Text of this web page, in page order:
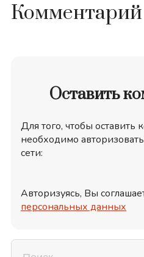
Комментарий
Оставить
Для того, чтобы оставить
необходимо
сети:
Авторизуясь, Вы
персональных данных